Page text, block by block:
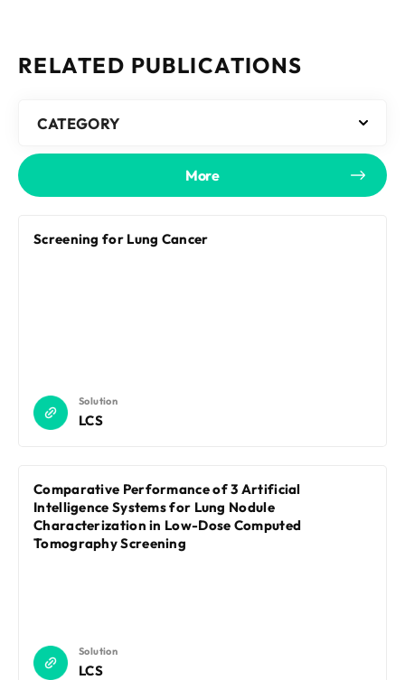
RELATED PUBLICATIONS
CATEGORY
More
Screening for Lung Cancer
Solution
LCS
Comparative Performance of 3 Artificial
Intelligence Systems for Lung Nodule
Characterization in Low-Dose Computed
Tomography Screening
Solution
LCS